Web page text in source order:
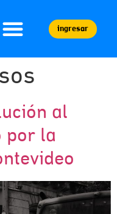
ingresar
al
por la